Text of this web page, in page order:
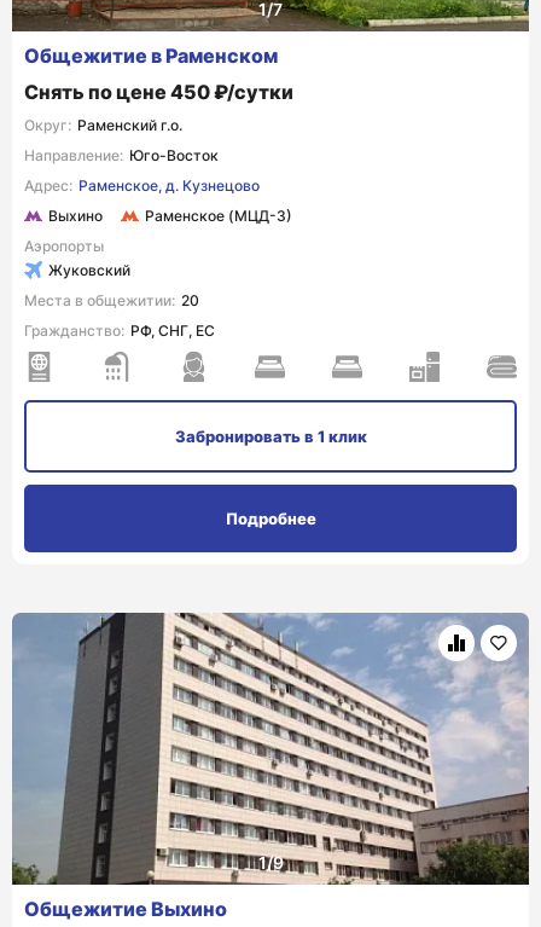
Общежитие в Раменском
Снять по цене 450 ₽/сутки
Округ: Раменский г.о.
Направление: Юго-Восток
Адрес: Раменское, д. Кузнецово
Выхино
Раменское (МЦД-3)
Аэропорты
Жуковский
Места в общежитии: 20
Гражданство: РФ, СНГ, ЕС
Забронироватьв 1 клик
Подробнее
Общежитие Выхино